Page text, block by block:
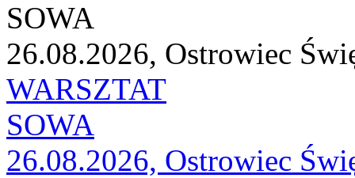
SOWA
26.08.2026, Ostrowiec
WARSZTAT
SOWA
26.08.2026, Ostrowiec